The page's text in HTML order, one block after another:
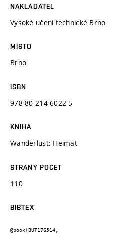
NAKLADATEL
Vysoké učení technické Brno
MÍSTO
Brno
ISBN
978-80-214-6022-5
KNIHA
Wanderlust: Heimat
STRANY POČET
110
BIBTEX
@book{BUT176514,